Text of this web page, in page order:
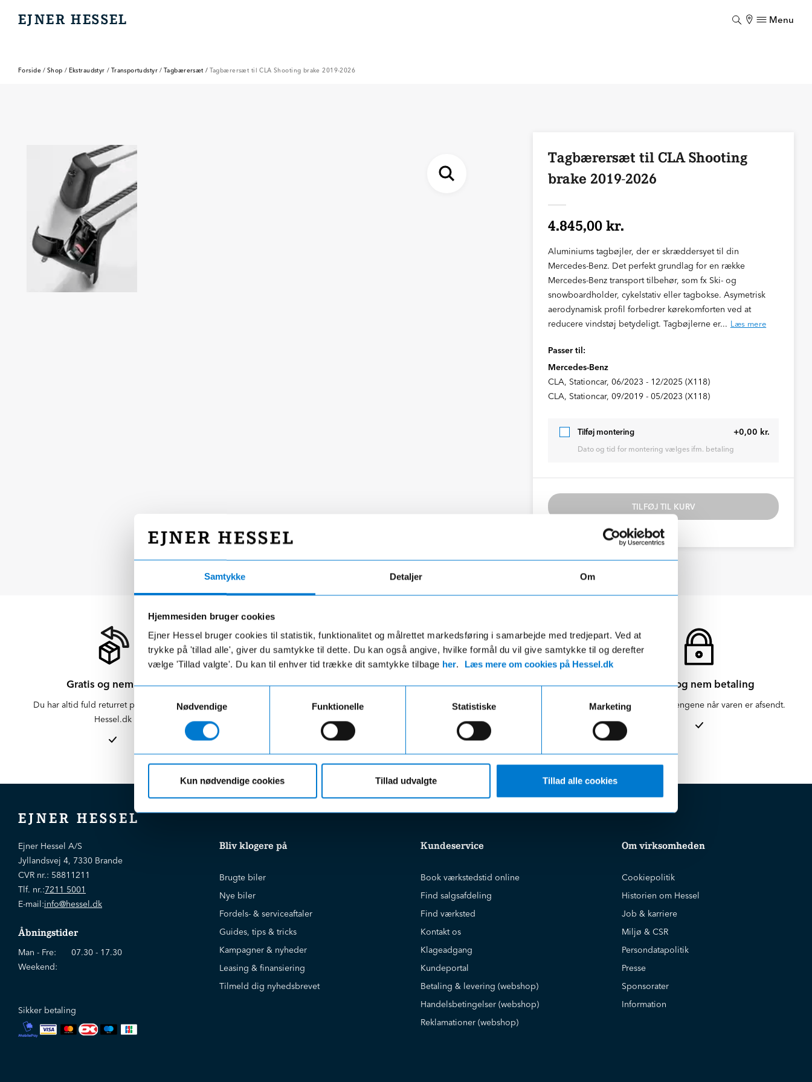
Samtykke Detaljer Om
Hjemmesiden bruger cookies
Ejner Hessel bruger cookies til statistik, funktionalitet og målrettet markedsføring i samarbejde med tredjepart. Ved at
trykke på 'tillad alle', giver du samtykke til dette. Du kan også angive, hvilke formål du vil give samtykke til og derefter
vælge 'Tillad valgte'. Du kan til enhver tid trække dit samtykke tilbage her. Læs mere om cookies på Hessel.dk
Nødvendige
Funktionelle Statistiske Marketing
Kun nødvendige cookies Tillad udvalgte Tillad alle cookies
EJNER HESSEL Menu
Forside / Shop / Ekstraudstyr / Transportudstyr / Tagbærersæt / Tagbærersæt til CLA Shooting brake 2019-2026
Tagbærersæt til CLA Shooting
brake 2019-2026
4.845,00 kr.
Aluminiums tagbøjler, der er skræddersyet til din
Mercedes-Benz. Det perfekt grundlag for en række
Mercedes-Benz transport tilbehør, som fx Ski- og
snowboardholder, cykelstativ eller tagbokse. Asymetrisk
aerodynamisk profil forbedrer kørekomforten ved at
reducere vindstøj betydeligt. Tagbøjlerne er... Læs mere
Passer til:
Mercedes-Benz
CLA, Stationcar, 06/2023 - 12/2025 (X118)
CLA, Stationcar, 09/2019 - 05/2023 (X118)
Tilføj montering +0,00 kr.
Dato og tid for montering vælges ifm. betaling
TILFØJ TIL KURV
Gratis og nem retur
Du har altid fuld returret på varer købt på
Hessel.dk
Fri fragt
Der er altid fri fragt på ordre over 599,- og der
er altid gratis afhentning i en af vores
afdelinger uanset beløbet på din ordre
Hurtig levering
VI leverer de fleste varer inden for 1-3
hverdage
Sikker og nem betaling
Vi hæver først pengene når varen er afsendt.
EJNER HESSEL
Ejner Hessel A/S
Jyllandsvej 4, 7330 Brande
CVR nr.: 58811211
Tlf. nr.:7211 5001
E-mail:info@hessel.dk
Åbningstider
Man - Fre:
07.30 - 17.30
Weekend:
Sikker betaling
Bliv klogere på
Brugte biler
Nye biler
Fordels- & serviceaftaler
Guides, tips & tricks
Kampagner & nyheder
Leasing & finansiering
Tilmeld dig nyhedsbrevet
Kundeservice
Book værkstedstid online
Find salgsafdeling
Find værksted
Kontakt os
Klageadgang
Kundeportal
Betaling & levering (webshop)
Handelsbetingelser (webshop)
Reklamationer (webshop)
Om virksomheden
Cookiepolitik
Historien om Hessel
Job & karriere
Miljø & CSR
Persondatapolitik
Presse
Sponsorater
Information